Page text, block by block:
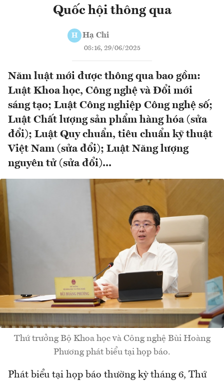
Quốc hội thông qua
H Hạ Chi
08:16, 29/06/2025
Năm luật mới được thông qua bao gồm:
Luật Khoa học, Công nghệ và Đổi mới
sáng tạo; Luật Công nghiệp Công nghệ số;
Luật Chất lượng sản phẩm hàng hóa (sửa
đổi); Luật Quy chuẩn, tiêu chuẩn kỹ thuật
Việt Nam (sửa đổi); Luật Năng lượng
nguyên tử (sửa đổi)...
Thứ trưởng Bộ Khoa học và Công nghệ Bùi Hoàng
Phương phát biểu tại họp báo.
Phát biểu tại họp báo thường kỳ tháng 6, Thứ